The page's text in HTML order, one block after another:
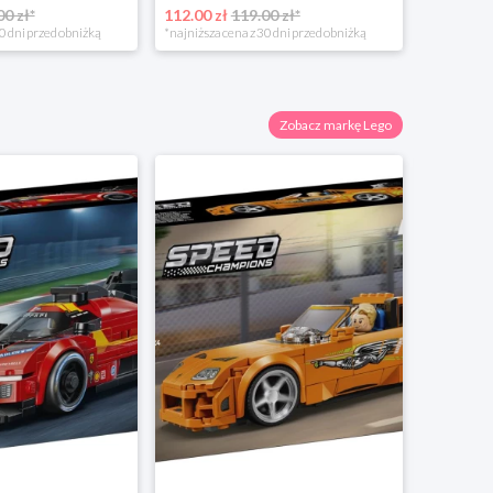
zł*
dni przed obniżką
112.00 zł119.00 zł*
*najniższa cena z 30 dni przed obniżką
Zobacz markę Lego